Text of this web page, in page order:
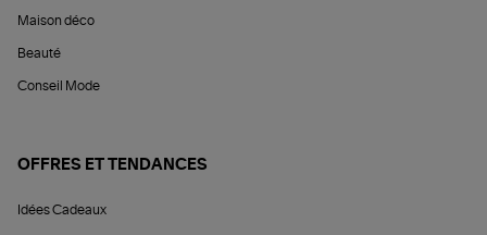
Maison déco
Beauté
Conseil Mode
OFFRES ET TENDANCES
Idées Cadeaux